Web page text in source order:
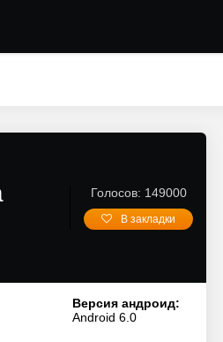
Голосов: 149000
В закладки
Версия андроид:
Android 6.0